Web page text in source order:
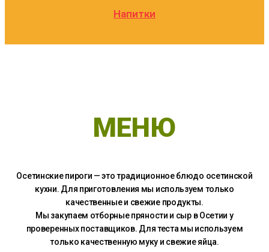
Напитки
МЕНЮ
Осетинские пироги — это традиционное блюдо осетинской
кухни. Для приготовления мы используем только
качественные и свежие продукты.
Мы закупаем отборные пряности и сыр в Осетии у
проверенных поставщиков. Для теста мы используем
только качественную муку и свежие яйца.